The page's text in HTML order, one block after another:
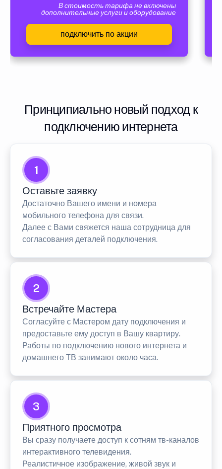
В стоимость тарифа не включены
дополнительные услуги и оборудование
подключить по акции
Принципиально новый подход к
подключению интернета
1
Оставьте заявку
Достаточно Вашего имени и номера
мобильного телефона для связи.
Далее с Вами свяжется наша сотрудница для
согласования деталей подключения.
2
Встречайте Мастера
Согласуйте с Мастером дату подключения и
предоставьте ему доступ в Вашу квартиру.
Работы по подключению нового интернета и
домашнего ТВ занимают около часа.
3
Приятного просмотра
Вы сразу получаете доступ к сотням тв-каналов
интерактивного телевидения.
Реалистичное изображение, живой звук и